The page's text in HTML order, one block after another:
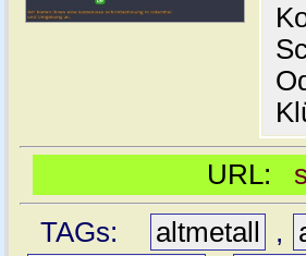
URL:
TAGs:
altmetall ,